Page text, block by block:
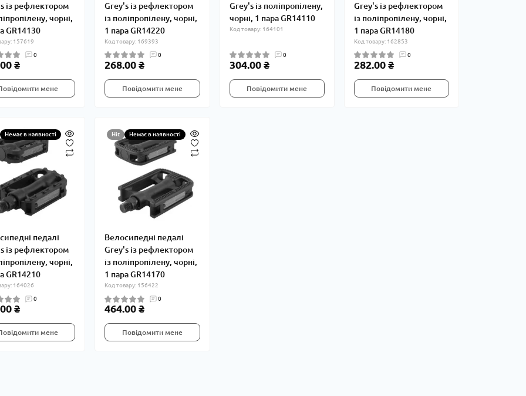
із рефлектором
чорні,
GR14130
157619
0
₴
мене
Grey's із рефлектором
із поліпропілену, чорні,
1 пара GR14220
Код товару: 169393
0
268.00 ₴
Повідомити мене
Grey's із поліпропілену,
чорні, 1 пара GR14110
Код товару: 164101
0
304.00 ₴
Повідомити мене
Grey's із рефлектором
із поліпропілену, чорні,
1 пара GR14180
Код товару: 162853
0
282.00 ₴
Повідомити мене
Немає в наявності
педалі
із рефлектором
чорні,
GR14210
164026
0
₴
мене
Hit Немає в наявності
Велосипедні педалі
Grey's із рефлектором
із поліпропілену, чорні,
1 пара GR14170
Код товару: 156422
0
464.00 ₴
Повідомити мене